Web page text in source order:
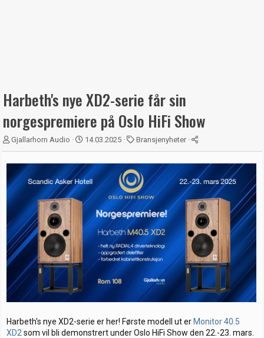
Harbeth's nye XD2-serie får sin
norgespremiere på Oslo HiFi Show
T
r
s
a
t
e
r
Gjallarhorn Audio
S
t
r
t
d
a
o
14.03.2025
K
a
e
g
o
r
i
Bransjenyheter
Harbeth's nye XD2-serie er her! Første modell ut er Monitor 40.5
XD2 som vil bli demonstrert under Oslo HiFi Show den 22.-23. mars.